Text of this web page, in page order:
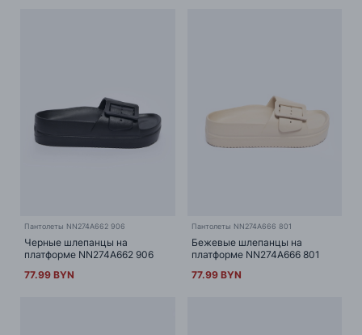
Пантолеты NN274A662 906
Черные шлепанцы на
платформе NN274A662 906
77.99 BYN
Пантолеты NN274A666 801
Бежевые шлепанцы на
платформе NN274A666 801
77.99 BYN